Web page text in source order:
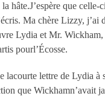
hâte.J’espère que
Ma chère Lizzy, j’ai
Lydia et Mr. Wickham,
pourl’Écosse.
lettre de Lydia à
que Wickhamn’avait